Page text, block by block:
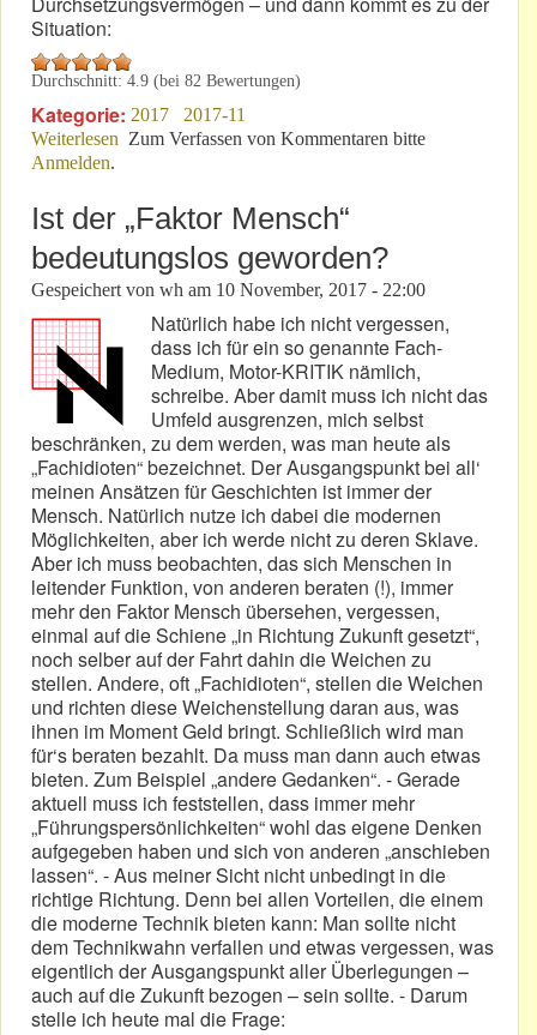
Situation:
Durchschnitt: 4.9 (bei 82 Bewertungen)
Kategorie: 2017
2017-11
Weiterlesen über Uppsala! - BMW-GT3-Fahrer räumt kleinen
Zum Verfassen von Kommentaren bitte
Anmelden.
Ist der „Faktor Mensch“
bedeutungslos geworden?
Gespeichert von wh am 10 November, 2017 - 22:00
Natürlich habe ich nicht vergessen,
dass ich für ein so genannte Fach-
Medium, Motor-KRITIK nämlich,
schreibe. Aber damit muss ich nicht das
Umfeld ausgrenzen, mich selbst
beschränken, zu dem werden, was man heute als
„Fachidioten“ bezeichnet. Der Ausgangspunkt bei all‘
meinen Ansätzen für Geschichten ist immer der
Mensch. Natürlich nutze ich dabei die modernen
Möglichkeiten, aber ich werde nicht zu deren Sklave.
Aber ich muss beobachten, das sich Menschen in
leitender Funktion, von anderen beraten (!), immer
mehr den Faktor Mensch übersehen, vergessen,
einmal auf die Schiene „in Richtung Zukunft gesetzt“,
noch selber auf der Fahrt dahin die Weichen zu
stellen. Andere, oft „Fachidioten“, stellen die Weichen
und richten diese Weichenstellung daran aus, was
ihnen im Moment Geld bringt. Schließlich wird man
für‘s beraten bezahlt. Da muss man dann auch etwas
bieten. Zum Beispiel „andere Gedanken“. - Gerade
aktuell muss ich feststellen, dass immer mehr
„Führungspersönlichkeiten“ wohl das eigene Denken
aufgegeben haben und sich von anderen „anschieben
lassen“. - Aus meiner Sicht nicht unbedingt in die
richtige Richtung. Denn bei allen Vorteilen, die einem
die moderne Technik bieten kann: Man sollte nicht
dem Technikwahn verfallen und etwas vergessen, was
eigentlich der Ausgangspunkt aller Überlegungen –
auch auf die Zukunft bezogen – sein sollte. - Darum
stelle ich heute mal die Frage: